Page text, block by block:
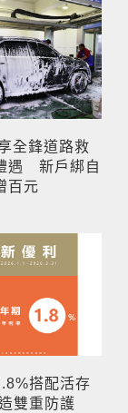
全鋒道路救
遇 新戶綁自
百元
搭配活存
雙重防護